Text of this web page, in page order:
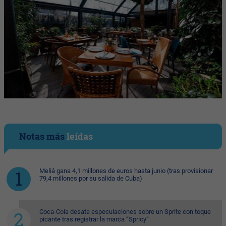
Notas másleídas
Meliá gana 4,1 millones de euros hasta junio (tras provisionar
79,4 millones por su salida de Cuba)
Coca-Cola desata especulaciones sobre un Sprite con toque
picante tras registrar la marca “Spricy”